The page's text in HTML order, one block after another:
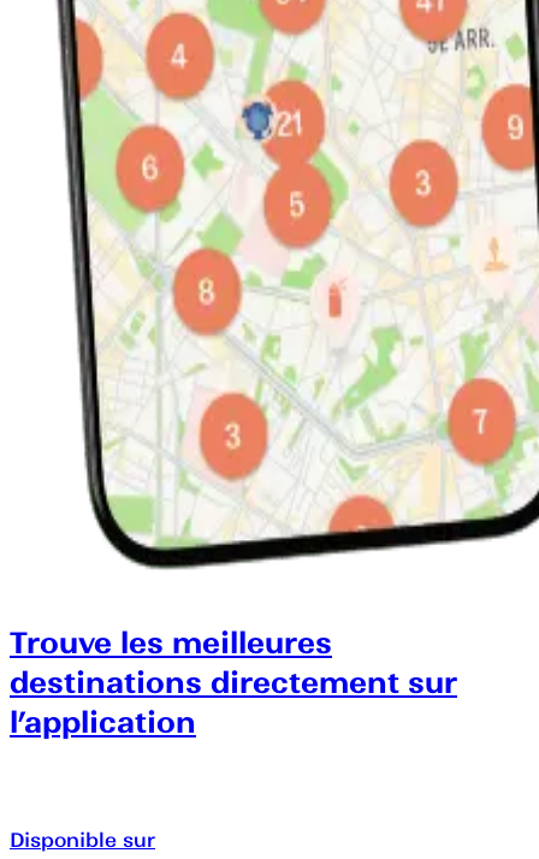
Trouve les meilleures
destinations directement sur
l’application
Disponible sur